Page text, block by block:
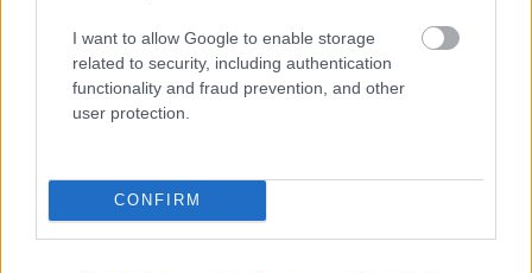
I want to allow Google to enable storage
related to security, including authentication
functionality and fraud prevention, and other
user protection.
CONFIRM
lett, mert a kép, amiért kattintott nem is szerepelt a
videóban vagy csak egy tört másodperc erejéig,
képként villant be.
legtöbb IGTV videó alapból így készül, hiszen az
utólagos formázás elronthatja a végeredményt. A
legtermészetesebb eredményre kell törekedned,